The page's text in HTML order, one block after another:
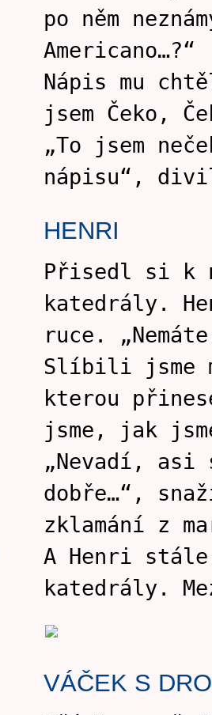
po něm
Americano…?“
Nápis mu
jsem Čeko,
„To jsem
nápisu“,
HENRI
Přisedl si k
katedrály.
ruce.
Slíbili jsme
kterou
jsme, jak
„Nevadí, asi
dobře…“,
zklamání z
A Henri stále
katedrály.
VÁČEK S